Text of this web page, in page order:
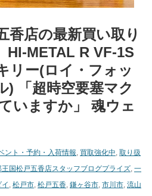
香店の最新買い取り
METAL ​R ​VF-1S
リー(ロイ・フォッ
) ​「超時空要塞マク
いますか」 ​魂ウェ
ント・予約・入荷情報, 買取強化中, 取り扱
王国松戸五香店スタッフブログプライズ, 一
, 松戸市, 松戸五香, 鎌ヶ谷市, 市川市, 流山